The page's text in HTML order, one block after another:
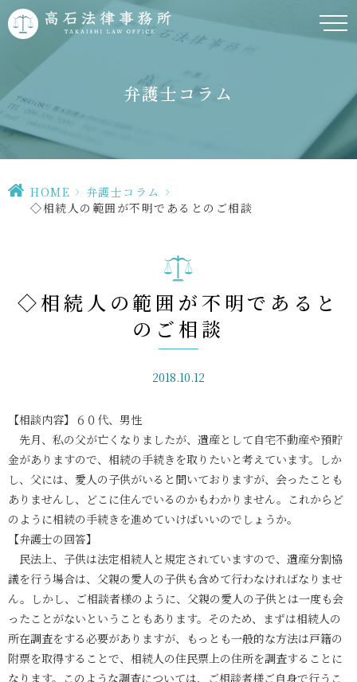
弁護士コラム
HOME > 弁護士コラム >
◇相続人の範囲が不明であるとのご相談
◇相続人の範囲が不明であると
のご相談
2018.10.12
【相談内容】６０代、男性
先月、私の父が亡くなりましたが、遺産として自宅不動産や預貯
金がありますので、相続の手続きを取りたいと考えています。しか
し、父には、愛人の子供がいると聞いておりますが、会ったことも
ありませんし、どこに住んでいるのかもわかりません。これからど
のように相続の手続きを進めていけばいいのでしょうか。
【弁護士の回答】
民法上、子供は法定相続人と規定されていますので、遺産分割協
議を行う場合は、父親の愛人の子供も含めて行わなければなりませ
ん。しかし、ご相談者様のように、父親の愛人の子供とは一度も会
ったことがないということもあります。そのため、まずは相続人の
所在調査をする必要がありますが、もっとも一般的な方法は戸籍の
附票を取得することで、相続人の住民票上の住所を調査することに
なります。このような調査については、ご相談者様ご自身で行うこ